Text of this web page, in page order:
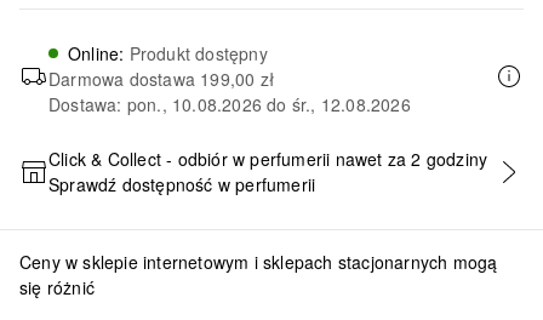
Online: Produkt dostępny
Darmowa dostawa 199,00 zł
Dostawa: pon., 10.08.2026 do śr., 12.08.2026
DODAJ DO KOSZYKA
Click & Collect - odbiór w perfumerii nawet za 2 godziny
Sprawdź dostępność w perfumerii
Ceny w sklepie internetowym i sklepach stacjonarnych mogą
się różnić